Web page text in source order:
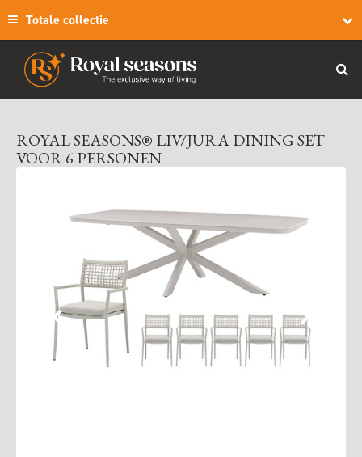
Totale collectie
ROYAL SEASONS® LIV/JURA DINING SET
VOOR 6 PERSONEN